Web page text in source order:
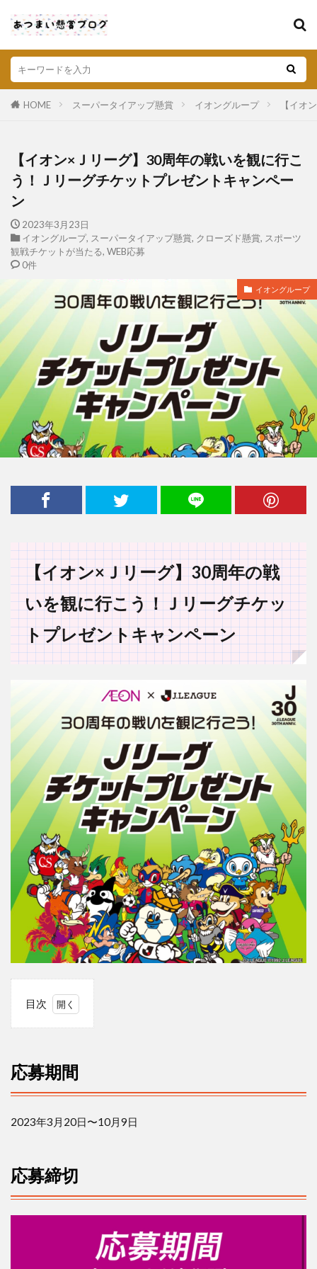
HOME スーパータイアップ懸賞 イオングループ 【イオ
【イオン×Ｊリーグ】30周年の戦いを観に行こ
う！Ｊリーグチケットプレゼントキャンペー
ン
2023年3月23日
イオングループ, スーパータイアップ懸賞, クローズド懸賞, スポーツ
観戦チケットが当たる, WEB応募
0件
イオングループ
【イオン×Ｊリーグ】30周年の戦
いを観に行こう！Ｊリーグチケッ
トプレゼントキャンペーン
目次
期
間
応
3
賞
応募期間
2023年3 月 20日〜10月9日
応募締切